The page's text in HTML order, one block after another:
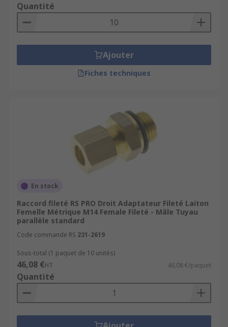
Quantité
Ajouter
Fiches techniques
En stock
Raccord fileté RS PRO Droit Adaptateur Fileté Laiton
Femelle Métrique M14 Female Fileté - Mâle Tuyau
parallèle standard
Code commande RS 231-2619
Sous-total (1 paquet de 10 unités)
46,08 €HT 46,08 €/paquet
Quantité